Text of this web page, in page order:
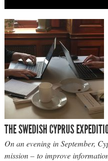
THE SWEDISH CYPRUS
On an evening in September,
mission – to improve